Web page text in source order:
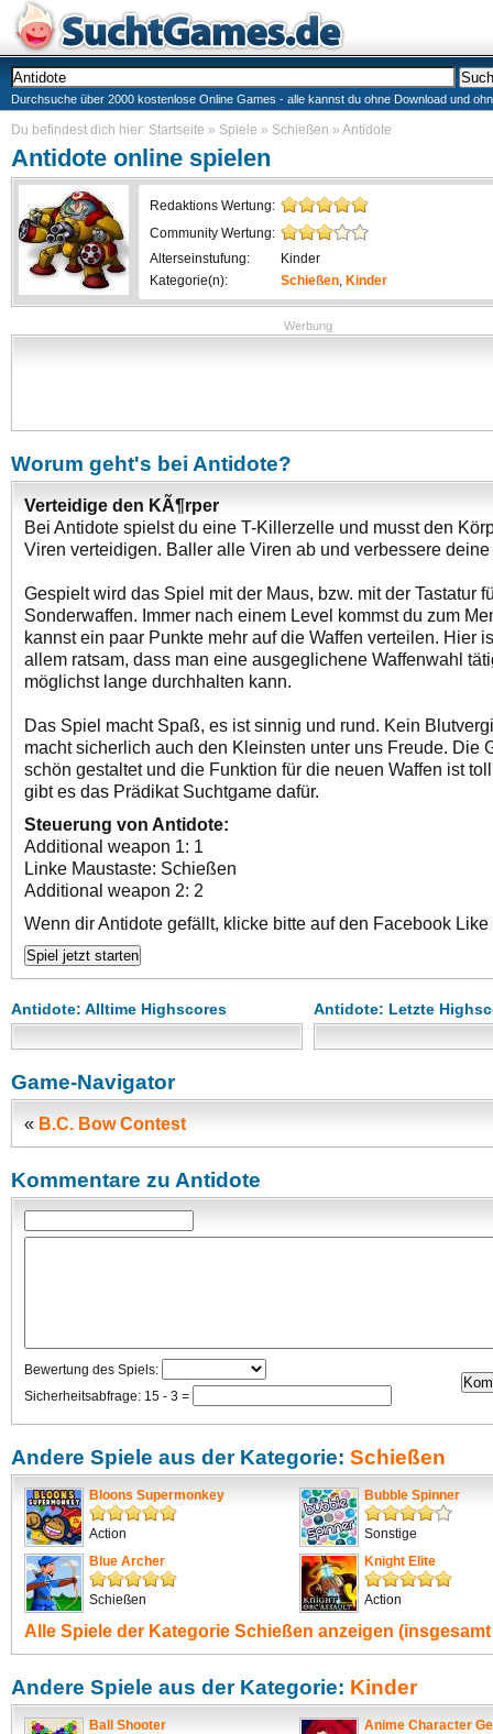
Durchsuche über 2000 kostenlose Online Games - alle kannst du ohne Download und
Du befindest dich hier: Startseite » Spiele » Schießen » Antidote
Antidote online spielen
Redaktions Wertung:
Community Wertung:
Alterseinstufung:
Kinder
Kategorie(n):
Schießen, Kinder
Werbung
Worum geht's bei Antidote?
Verteidige den KÃ¶rper
Bei Antidote spielst du eine T-Killerzelle und musst den
Viren verteidigen. Baller alle Viren ab und verbessere deine
Gespielt wird das Spiel mit der Maus, bzw. mit der Tastatur
Sonderwaffen. Immer nach einem Level kommst du zum
kannst ein paar Punkte mehr auf die Waffen verteilen. Hier
allem ratsam, dass man eine ausgeglichene Waffenwahl
möglichst lange durchhalten kann.
Das Spiel macht Spaß, es ist sinnig und rund. Kein
macht sicherlich auch den Kleinsten unter uns Freude. Die
schön gestaltet und die Funktion für die neuen Waffen ist
gibt es das Prädikat Suchtgame dafür.
Steuerung von Antidote:
Additional weapon 1: 1
Linke Maustaste: Schießen
Additional weapon 2: 2
Wenn dir Antidote gefällt, klicke bitte auf den Facebook Like
Antidote: Alltime Highscores Antidote: Letzte
Game-Navigator
« B.C. Bow Contest
Kommentare zu Antidote
Bewertung des Spiels:
Sicherheitsabfrage: 15 - 3 =
Andere Spiele aus der Kategorie: Schießen
Bloons Supermonkey
Action
Bubble Spinner
Sonstige
Blue Archer
Schießen
Knight Elite
Action
Alle Spiele der Kategorie Schießen anzeigen (insgesamt
Andere Spiele aus der Kategorie: Kinder
Ball Shooter Anime Character